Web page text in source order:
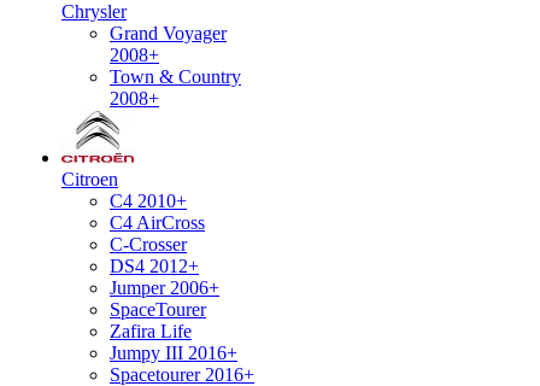
Chrysler
Grand Voyager
2008+
Town & Country
2008+
Citroen
C4 2010+
C4 AirCross
C-Crosser
DS4 2012+
Jumper 2006+
SpaceTourer
Zafira Life
Jumpy III 2016+
Spacetourer 2016+